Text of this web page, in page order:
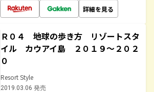
詳細を見る
Ｒ０４ 地球の歩き方 リゾートスタ
イル カウアイ島 ２０１９～２０２
０
Resort Style
2019.03.06 発売